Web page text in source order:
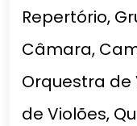
Repertório,
Câmara,
Orquestra de
de Violões,